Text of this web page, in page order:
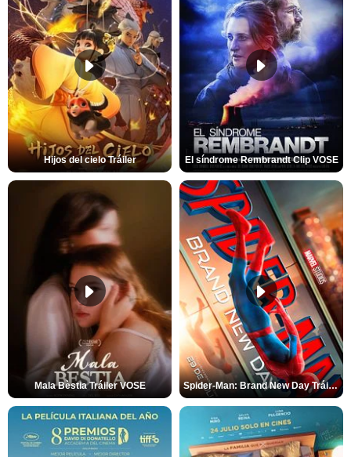
Hijos del cielo Tráiler El síndrome Rembrandt Clip VOSE
Mala Bèstia Tráiler VOSE Spider-Man: Brand New Day Tráiler (3)